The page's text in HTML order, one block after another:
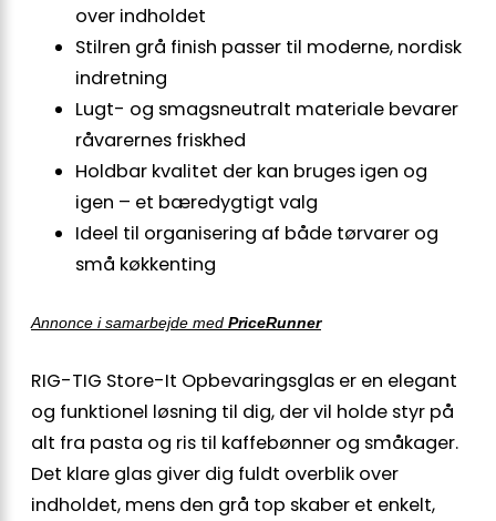
over indholdet
Stilren grå finish passer til moderne, nordisk
indretning
Lugt- og smagsneutralt materiale bevarer
råvarernes friskhed
Holdbar kvalitet der kan bruges igen og
igen – et bæredygtigt valg
Ideel til organisering af både tørvarer og
små køkkenting
Annonce i samarbejde med PriceRunner
RIG-TIG Store-It Opbevaringsglas er en elegant
og funktionel løsning til dig, der vil holde styr på
alt fra pasta og ris til kaffebønner og småkager.
Det klare glas giver dig fuldt overblik over
indholdet, mens den grå top skaber et enkelt,